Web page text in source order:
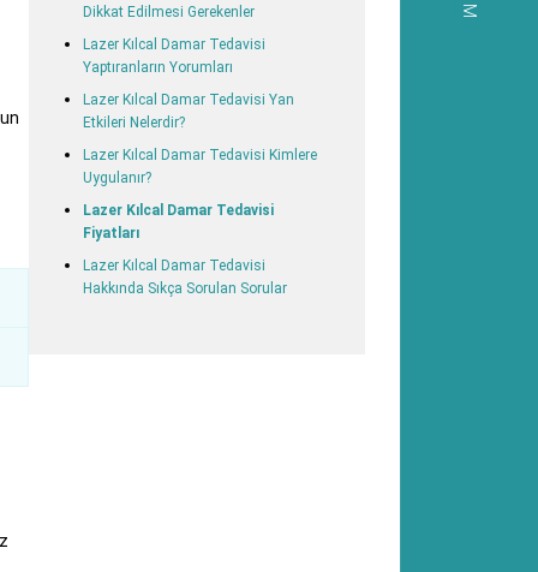
Dikkat Edilmesi Gerekenler
Lazer Kılcal Damar Tedavisi
Yaptıranların Yorumları
Lazer Kılcal Damar Tedavisi Yan
Etkileri Nelerdir?
Lazer Kılcal Damar Tedavisi Kimlere
Uygulanır?
Lazer Kılcal Damar Tedavisi
Fiyatları
Lazer Kılcal Damar Tedavisi
Hakkında Sıkça Sorulan Sorular